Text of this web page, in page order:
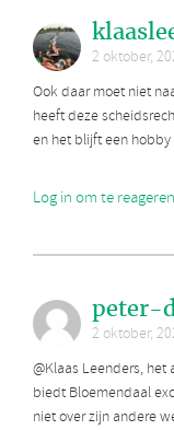
2 oktober,
Ook daar moet niet
heeft deze
en het blijft een
Log in om te reageren
peter-
2 oktober,
@Klaas Leenders,
biedt Bloemendaal
niet over zijn andere